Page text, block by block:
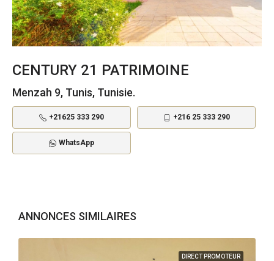
CENTURY 21 PATRIMOINE
Menzah 9, Tunis, Tunisie.
+21625 333 290 +216 25 333 290
WhatsApp
ANNONCES SIMILAIRES
DIRECT PROMOTEUR